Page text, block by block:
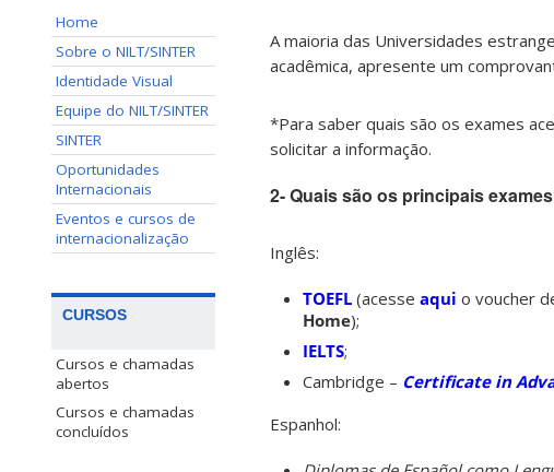
Home
Sobre o NILT/SINTER
Identidade Visual
Equipe do NILT/SINTER
SINTER
Oportunidades
Internacionais
Eventos e cursos de
internacionalização
CURSOS
Cursos e chamadas
abertos
Cursos e chamadas
concluídos
A maioria das Universidades
acadêmica, apresente um
*Para saber quais são os exames
solicitar a informação.
2- Quais são os principais
Inglês:
TOEFL (acesse aqui o voucher
Home);
IELTS;
Cambridge – Certificate in
Espanhol: